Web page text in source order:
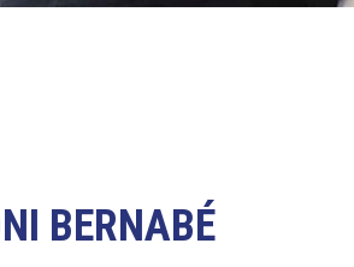
BERNABÉ